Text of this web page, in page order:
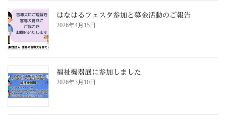
はなはるフェスタ参加と募金活動のご報告
2026年4月15日
福祉機器展に参加しました
2026年3月10日